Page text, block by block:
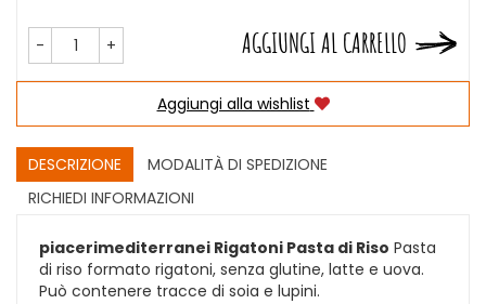
- + AGGIUNGI AL CARRELLO
Aggiungi alla wishlist
DESCRIZIONE
MODALITÀ DI SPEDIZIONE
RICHIEDI INFORMAZIONI
piacerimediterranei Rigatoni Pasta di Riso Pasta
di riso formato rigatoni, senza glutine, latte e uova.
Può contenere tracce di soia e lupini.